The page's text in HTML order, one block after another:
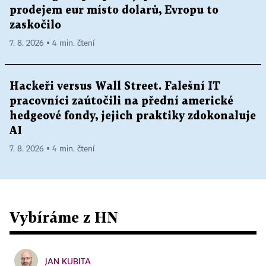
prodejem eur místo dolarů, Evropu to
zaskočilo
7. 8. 2026 ▪ 4 min. čtení
Hackeři versus Wall Street. Falešní IT
pracovníci zaútočili na přední americké
hedgeové fondy, jejich praktiky zdokonaluje
AI
7. 8. 2026 ▪ 4 min. čtení
Vybíráme z HN
JAN KUBITA